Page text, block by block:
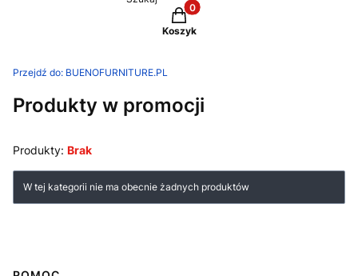
Produkty w koszyku: 0. Zobacz
Koszyk
Przejdź do: BUENOFURNITURE.PL
Produkty w promocji
Produkty: Brak
Lista produktów
W tej kategorii nie ma obecnie żadnych produktów